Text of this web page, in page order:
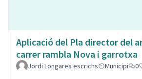
Aplicació del Pla director del
carrer rambla Nova i garrotxa
Jordi Longares escrichs Municipi 0